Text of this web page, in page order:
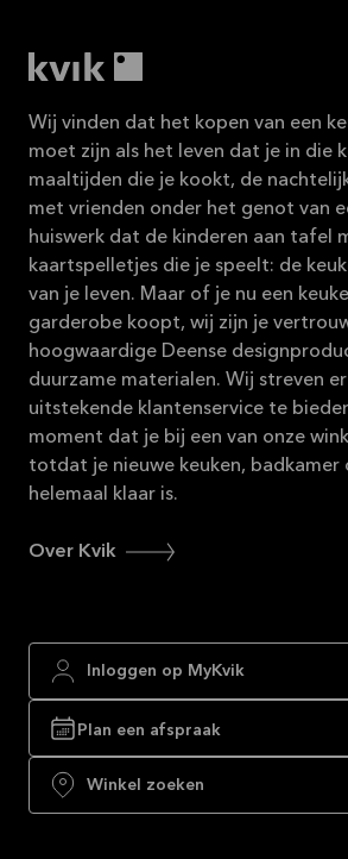
Wij vinden dat het kopen van een
moet zijn als het leven dat je in die
maaltijden die je kookt, de
met vrienden onder het genot van
huiswerk dat de kinderen aan tafel
kaartspelletjes die je speelt: de
van je leven. Maar of je nu een
garderobe koopt, wij zijn je
hoogwaardige Deense
duurzame materialen. Wij streven
uitstekende klantenservice te
moment dat je bij een van onze
totdat je nieuwe keuken,
helemaal klaar is.
Over Kvik
Inloggen op MyKvik
Plan een afspraak
Winkel zoeken